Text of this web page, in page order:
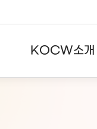
KOCW소개